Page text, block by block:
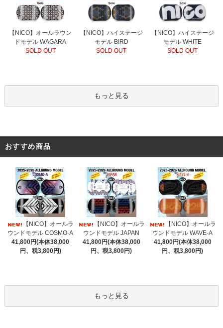
【NICO】オールラウン
ドモデル WAGARA
SOLD OUT
【NICO】ハイステージ
モデル BIRD
SOLD OUT
【NICO】ハイステージ
モデル WHITE
SOLD OUT
もっと見る
おすすめ商品
【NICO】オールラ
ウンドモデル COSMO-A
41,800円(本体38,000
円、税3,800円)
【NICO】オールラ
ウンドモデル JAPAN
41,800円(本体38,000
円、税3,800円)
【NICO】オールラ
ウンドモデル WAVE-A
41,800円(本体38,000
円、税3,800円)
もっと見る